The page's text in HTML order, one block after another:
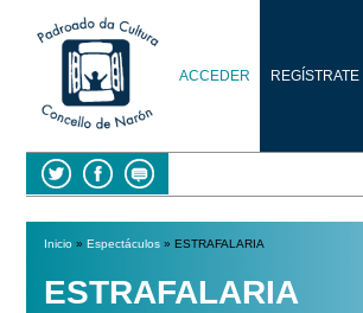
ACCEDER REGÍSTRATE
Se encuentra usted
Inicio» Espectáculos» ESTRAFALARIA
ESTRAFALARIA